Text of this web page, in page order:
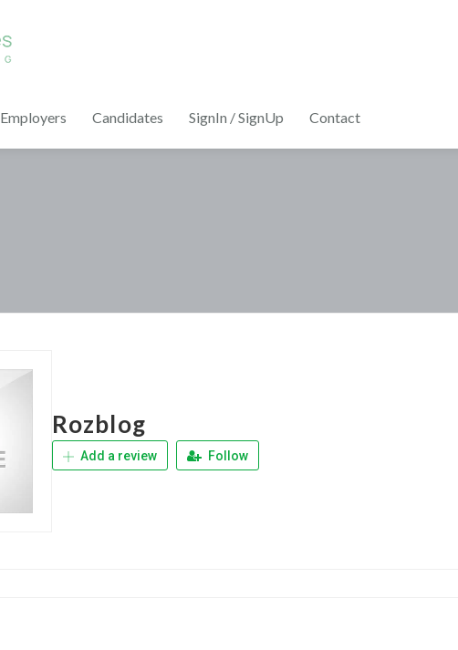
Employers Candidates SignIn / SignUp Contact
Rozblog
Add a review Follow